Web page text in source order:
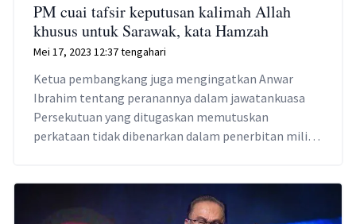
PM cuai tafsir keputusan kalimah Allah
khusus untuk Sarawak, kata Hamzah
Mei 17, 2023 12:37 tengahari
Ketua pembangkang juga mengingatkan Anwar
Ibrahim tentang peranannya dalam jawatankuasa
Persekutuan yang ditugaskan memutuskan
perkataan tidak dibenarkan dalam penerbitan milik